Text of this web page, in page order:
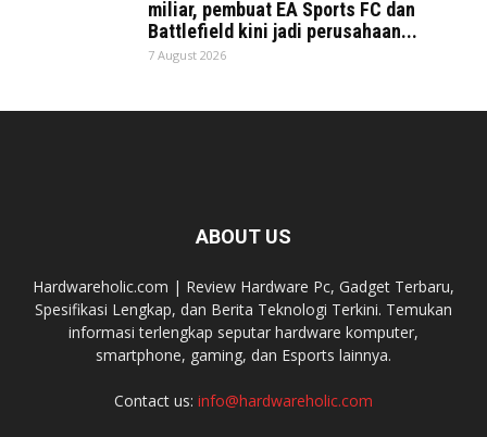
miliar, pembuat EA Sports FC dan
Battlefield kini jadi perusahaan...
7 August 2026
ABOUT US
Hardwareholic.com | Review Hardware Pc, Gadget Terbaru,
Spesifikasi Lengkap, dan Berita Teknologi Terkini. Temukan
informasi terlengkap seputar hardware komputer,
smartphone, gaming, dan Esports lainnya.
Contact us: info@hardwareholic.com